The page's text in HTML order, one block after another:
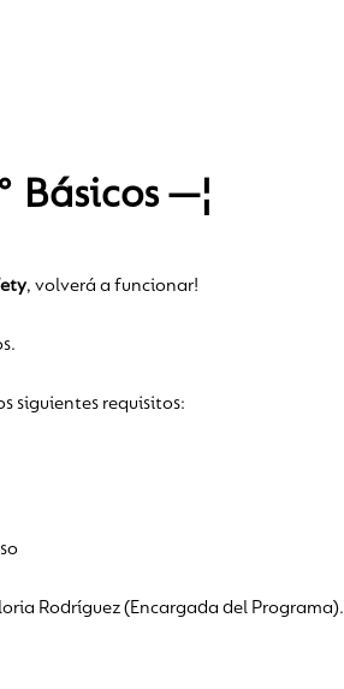
Básicos —¦
, volverá a funcionar!
siguientes requisitos:
Rodríguez (Encargada del Programa).